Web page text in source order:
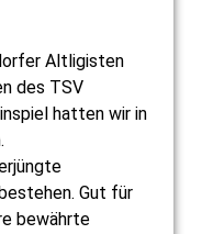
Altligisten
des TSV
hatten wir in
Gut für
bewährte